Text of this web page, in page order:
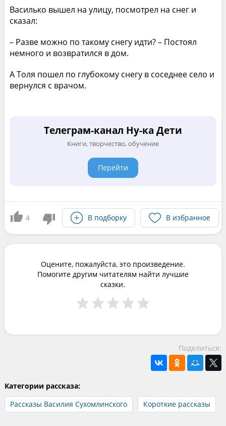
Василько вышел на улицу, посмотрел на снег и
сказал:
– Разве можно по такому снегу идти? – Постоял
немного и возвратился в дом.
А Толя пошел по глубокому снегу в соседнее село и
вернулся с врачом.
Телеграм-канал Ну-ка Дети
Книги, творчество, обучение
Перейти
4 В подборку В избранное
Оцените, пожалуйста, это произведение.
Помогите другим читателям найти лучшие
сказки.
Поделиться:
Категории рассказа:
Рассказы Василия Сухомлинского
Короткие рассказы